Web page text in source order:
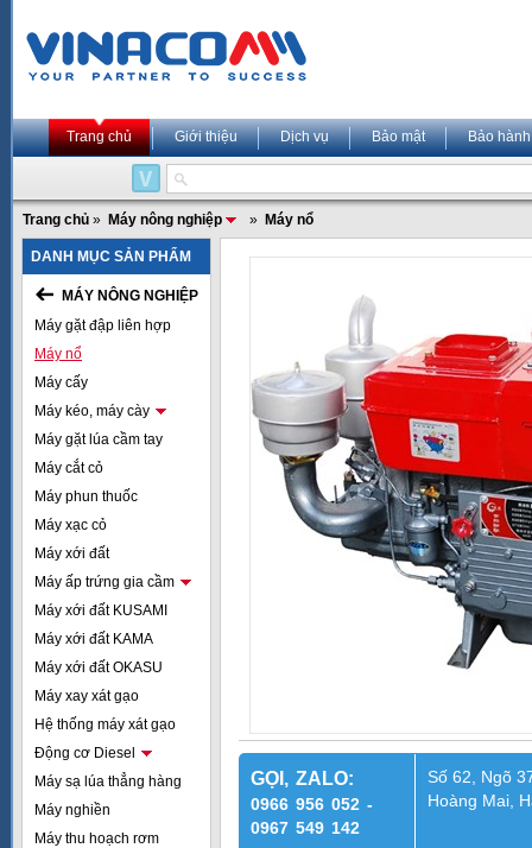
Trang chủ Giới thiệu Dịch vụ Bảo mật Bảo hành
Trang chủ » Máy nông nghiệp » Máy nổ
DANH MỤC SẢN PHẨM
MÁY NÔNG NGHIỆP
Máy gặt đập liên hợp
Máy nổ
Máy cấy
Máy kéo, máy cày
Máy gặt lúa cầm tay
Máy cắt cỏ
Máy phun thuốc
Máy xạc cỏ
Máy xới đất
Máy ấp trứng gia cầm
Máy xới đất KUSAMI
Máy xới đất KAMA
Máy xới đất OKASU
Máy xay xát gạo
Hệ thống máy xát gạo
Động cơ Diesel
Máy sạ lúa thẳng hàng
Máy nghiền
Máy thu hoạch rơm
GỌI, ZALO:
0966 956 052 -
0967 549 142
Số 62, Ngõ
Hoàng Mai,